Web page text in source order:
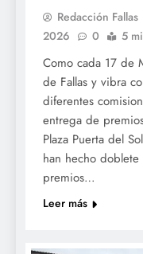
Redacción Fallas
2026
0 5
Como cada 17 de
de Fallas y vibra
diferentes
entrega de
Plaza Puerta del
han hecho
premios…
Leer más